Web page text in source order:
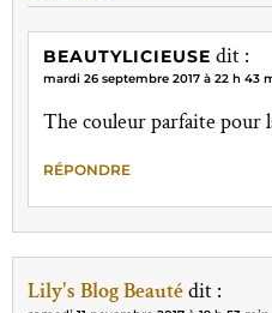
BEAUTYLICIEUSE dit :
mardi 26 septembre 2017 à 22 h 43
The couleur parfaite pour
RÉPONDRE
Lily's Blog Beautédit :